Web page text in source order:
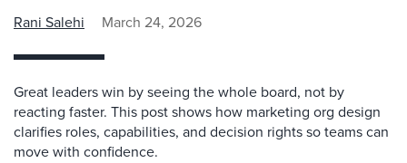
Rani Salehi March 24, 2026
Great leaders win by seeing the whole board, not by
reacting faster. This post shows how marketing org design
clarifies roles, capabilities, and decision rights so teams can
move with confidence.